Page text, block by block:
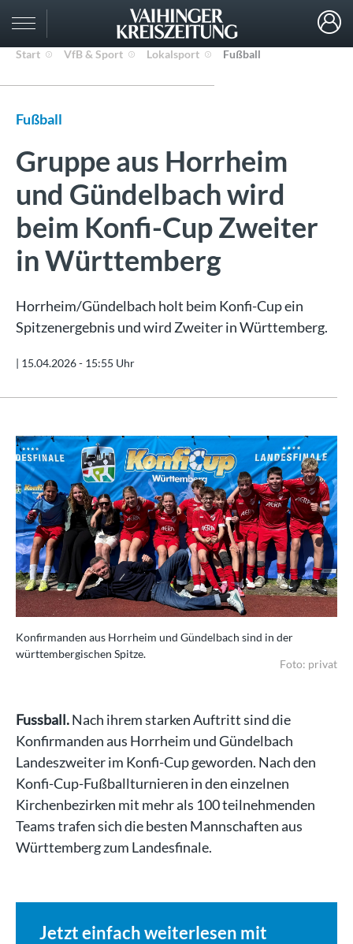
Start VfB & Sport Lokalsport Fußball
Fußball
Gruppe aus Horrheim
und Gündelbach wird
beim Konfi-Cup Zweiter
in Württemberg
Horrheim/Gündelbach holt beim Konfi-Cup ein
Spitzenergebnis und wird Zweiter in Württemberg.
| 15.04.2026 - 15:55 Uhr
Konfirmanden aus Horrheim und Gündelbach sind in der
württembergischen Spitze.
Foto: privat
Fussball.Nach ihrem starken Auftritt sind die
Konfirmanden aus Horrheim und Gündelbach
Landeszweiter im Konfi-Cup geworden. Nach den
Konfi-Cup-Fußballturnieren in den einzelnen
Kirchenbezirken mit mehr als 100 teilnehmenden
Teams trafen sich die besten Mannschaften aus
Württemberg zum Landesfinale.
Jetzt einfach weiterlesen mit